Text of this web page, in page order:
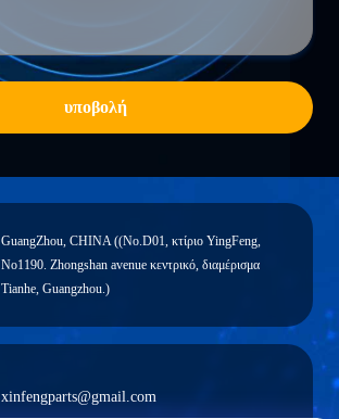
υποβολή
GuangZhou, CHINA ((No.D01, κτίριο YingFeng,
No1190. Zhongshan avenue κεντρικό, διαμέρισμα
Tianhe, Guangzhou.)
xinfengparts@gmail.com